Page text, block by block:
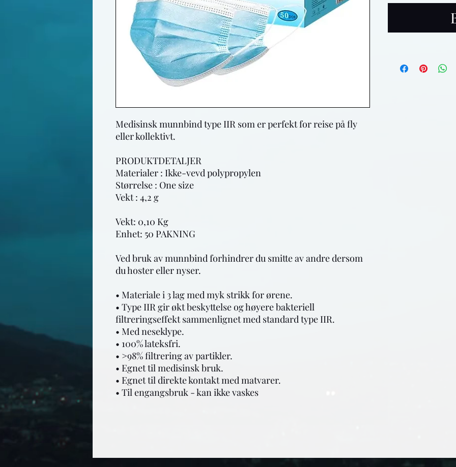
Medisinsk munnbind type IIR som er perfekt for reise på fly
eller kollektivt.
PRODUKTDETALJER
Materialer : Ikke-vevd polypropylen
Størrelse : One size
Vekt : 4,2 g
Vekt: 0,10 Kg
Enhet: 50 PAKNING
Ved bruk av munnbind forhindrer du smitte av andre dersom
du hoster eller nyser.
• Materiale i 3 lag med myk strikk for ørene.
• Type IIR gir økt beskyttelse og høyere bakteriell
filtreringseffekt sammenlignet med standard type IIR.
• Med neseklype.
• 100% lateksfri.
• >98% filtrering av partikler.
• Egnet til medisinsk bruk.
• Egnet til direkte kontakt med matvarer.
• Til engangsbruk - kan ikke vaskes